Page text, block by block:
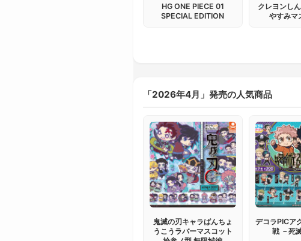
HG ONE PIECE 01
SPECIAL EDITION
クレヨンし
やすみマ
「2026年4月」発売の人気商品
鬼滅の刃キャラばんちょ
うこうラバーマスコット
デコラPICア
戦 －死